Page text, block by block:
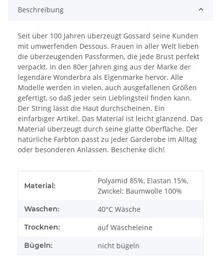
Beschreibung
Seit über 100 Jahren überzeugt Gossard seine Kunden
mit umwerfenden Dessous. Frauen in aller Welt lieben
die überzeugenden Passformen, die jede Brust perfekt
verpackt. In den 80er Jahren ging aus der Marke der
legendäre Wonderbra als Eigenmarke hervor. Alle
Modelle werden in vielen, auch ausgefallenen Größen
gefertigt, so daß jeder sein Lieblingsteil finden kann.
Der String lässt die Haut durchscheinen. Ein
einfarbiger Artikel. Das Material ist leicht glänzend. Das
Material überzeugt durch seine glatte Oberfläche. Der
natürliche Farbton passt zu jeder Garderobe im Alltag
oder besonderen Anlässen. Beschenke dich!
Material:
Polyamid 85%, Elastan 15%,
Zwickel: Baumwolle 100%
Waschen: 40°C Wäsche
Trocknen: auf Wäscheleine
Bügeln: nicht bügeln